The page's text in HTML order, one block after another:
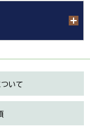
ついて